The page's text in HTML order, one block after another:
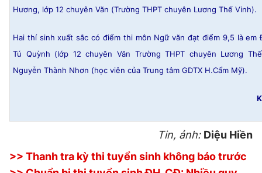
Hương, lớp 12 chuyên Văn (Trường THPT chuyên Lương Thế Vinh).
Hai thí sinh xuất sắc có điểm thi môn Ngữ văn đạt điểm 9,5 là em
Tú Quỳnh (lớp 12 chuyên Văn Trường THPT chuyên Lương
Nguyễn Thành Nhơn (học viên của Trung tâm GDTX H.Cẩm Mỹ).
Tin, ảnh: Diệu Hiền
>> Thanh tra kỳ thi tuyển sinh không báo trước